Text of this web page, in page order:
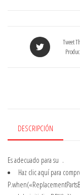
Tweet
DESCRIPCIÓN
Es adecuado para su .
Haz clic aquí para